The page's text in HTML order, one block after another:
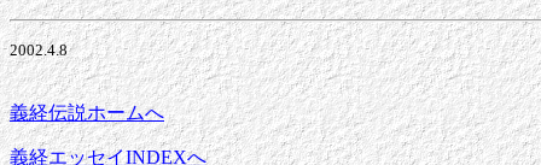
2002.4.8
義経伝説ホームへ
義経エッセイINDEXへ